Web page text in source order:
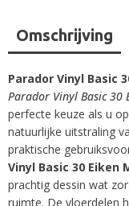
Omschrijving
Parador Vinyl Basic
Parador Vinyl Basic 30
perfecte keuze als u
natuurlijke uitstraling
praktische
Vinyl Basic 30 Eiken
prachtig dessin wat
ruimte. De vloerdelen